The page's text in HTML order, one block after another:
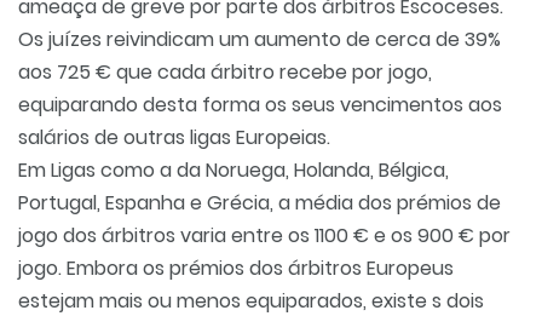
ameaça de greve por parte dos árbitros Escoceses.
Os juízes reivindicam um aumento de cerca de 39%
aos 725 € que cada árbitro recebe por jogo,
equiparando desta forma os seus vencimentos aos
salários de outras ligas Europeias.
Em Ligas como a da Noruega, Holanda, Bélgica,
Portugal, Espanha e Grécia, a média dos prémios de
jogo dos árbitros varia entre os 1100 € e os 900 € por
jogo. Embora os prémios dos árbitros Europeus
estejam mais ou menos equiparados, existe s dois